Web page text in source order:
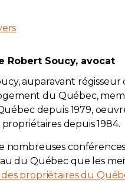
Robert Soucy, avocat
auparavant régisseur
du Québec,
depuis 1979,
propriétaires depuis 1984.
nombreuses
du Québec que les
des propriétaires du